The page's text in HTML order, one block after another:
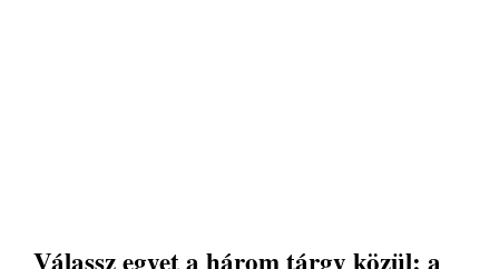
Válassz egyet a három tárgy közül: a